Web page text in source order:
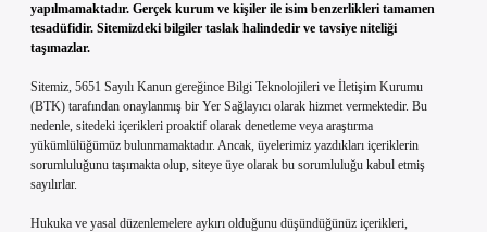
yapılmamaktadır. Gerçek kurum ve kişiler ile isim benzerlikleri tamamen
tesadüfidir. Sitemizdeki bilgiler taslak halindedir ve tavsiye niteliği
taşımazlar.
Sitemiz, 5651 Sayılı Kanun gereğince Bilgi Teknolojileri ve İletişim Kurumu
(BTK) tarafından onaylanmış bir Yer Sağlayıcı olarak hizmet vermektedir. Bu
nedenle, sitedeki içerikleri proaktif olarak denetleme veya araştırma
yükümlülüğümüz bulunmamaktadır. Ancak, üyelerimiz yazdıkları içeriklerin
sorumluluğunu taşımakta olup, siteye üye olarak bu sorumluluğu kabul etmiş
sayılırlar.
Hukuka ve yasal düzenlemelere aykırı olduğunu düşündüğünüz içerikleri,